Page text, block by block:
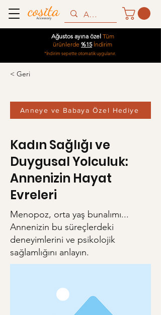
Ağustos ayına özel Tüm
ürünlerde %15İndirim
*İndirim sepette otomatik uygulanır.
< Geri
Anneye ve Babaya Özel Hediye
Kadın Sağlığı ve
Duygusal Yolculuk:
Annenizin Hayat
Evreleri
Menopoz, orta yaş bunalımı...
Annenizin bu süreçlerdeki
deneyimlerini ve psikolojik
sağlamlığını anlayın.